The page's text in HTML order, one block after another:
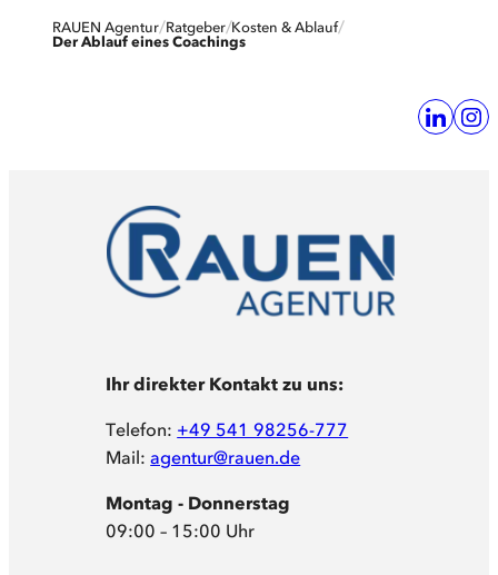
RAUEN Agentur Ratgeber Kosten & Ablauf
Der Ablauf eines Coachings
Ihr direkter Kontakt zu uns:
Telefon: +49 541 98256-777
Mail:agentur@rauen.de
Montag - Donnerstag
09:00 – 15:00 Uhr